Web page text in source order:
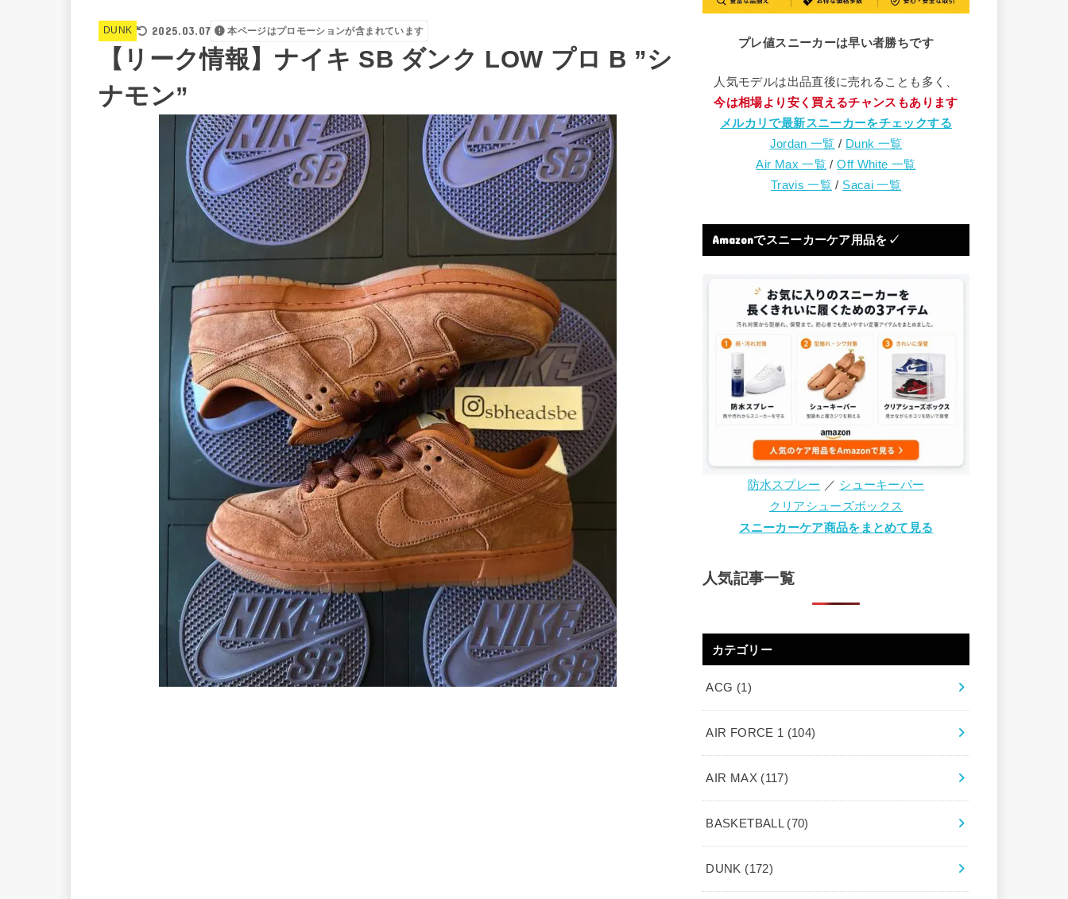
DUNK 2025.03.07 本ページはプロモーションが含まれています
【リーク情報】ナイキ SB ダンク LOW プロ B ”シ
ナモン”
プレ値スニーカーは早い者勝ちです
人気モデルは出品直後に売れることも多く、
今は相場より安く買えるチャンスもあります
メルカリで最新スニーカーをチェックする
Jordan 一覧 / Dunk 一覧
Air Max 一覧 /Off White 一覧
Travis 一覧 / Sacai 一覧
Amazonでスニーカーケア用品を✓
防水スプレー ／ シューキーパー
クリアシューズボックス
スニーカーケア商品をまとめて見る
人気記事一覧
カテゴリー
ACG (1)
AIR FORCE 1 (104)
AIR MAX (117)
BASKETBALL (70)
DUNK (172)